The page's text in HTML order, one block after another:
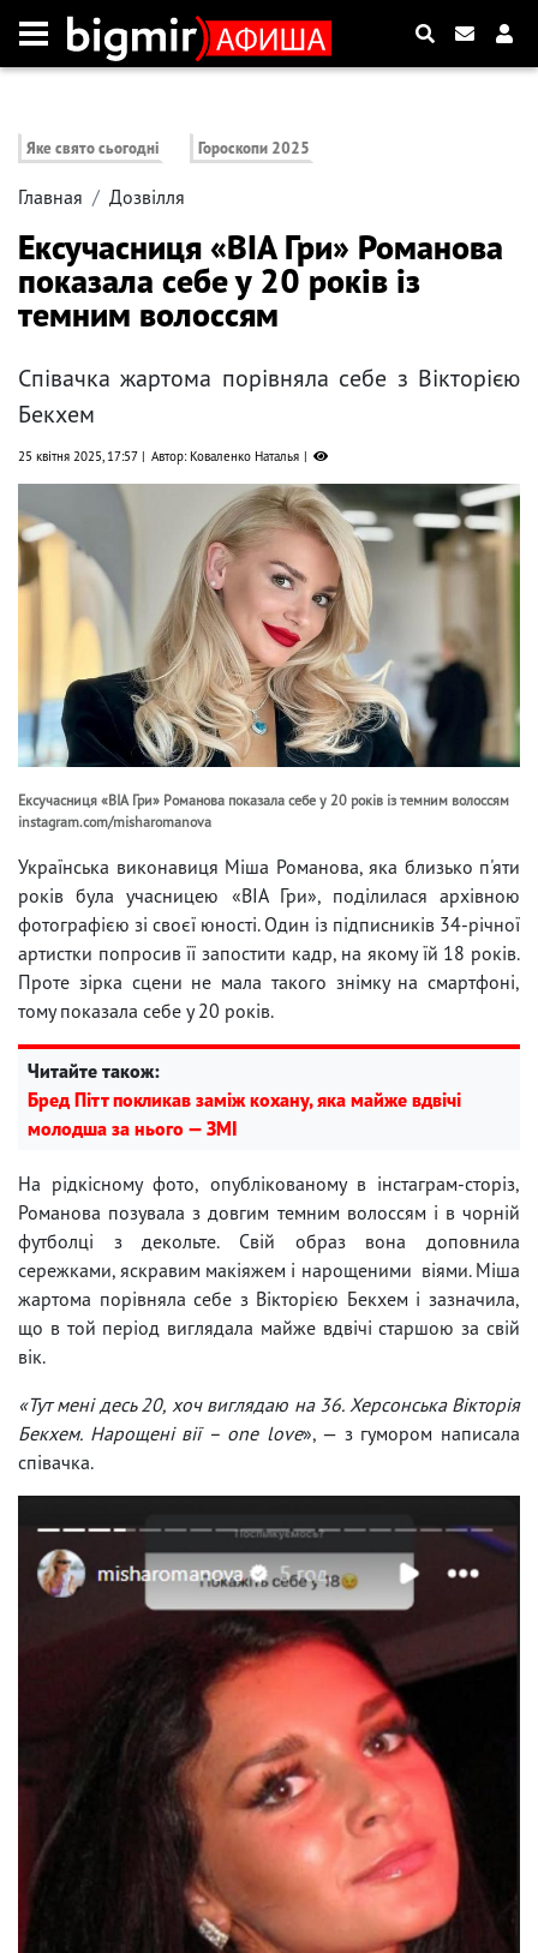
Яке свято сьогодні Гороскопи 2025
Главная Дозвілля
Ексучасниця «ВІА Гри» Романова
показала себе у 20 років із
темним волоссям
Співачка жартома порівняла себе з Вікторією
Бекхем
25 квітня 2025, 17:57 Автор: Коваленко Наталья
Ексучасниця «ВІА Гри» Романова показала себе у 20 років із темним волоссям
instagram.com/misharomanova
Українська виконавиця Міша Романова, яка близько п'яти
років була учасницею «ВІА Гри», поділилася архівною
фотографією зі своєї юності. Один із підписників 34-річної
артистки попросив її запостити кадр, на якому їй 18 років.
Проте зірка сцени не мала такого знімку на смартфоні,
тому показала себе у 20 років.
Читайте також:
Бред Пітт покликав заміж кохану, яка майже вдвічі
молодша за нього — ЗМІ
На рідкісному фото, опублікованому в інстаграм-сторіз,
Романова позувала з довгим темним волоссям і в чорній
футболці з декольте. Свій образ вона доповнила
сережками, яскравим макіяжем і нарощеними віями. Міша
жартома порівняла себе з Вікторією Бекхем і зазначила,
що в той період виглядала майже вдвічі старшою за свій
вік.
«Тут мені десь 20, хоч виглядаю на 36. Херсонська Вікторія
Бекхем. Нарощені вії – one love», — з гумором написала
співачка.